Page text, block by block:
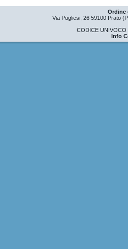
Ordine
Via Pugliesi, 26 59100 Prato
CODICE
Info